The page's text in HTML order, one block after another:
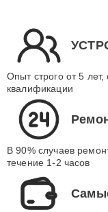
Опыт строго от 5
квалификации
В 90% случаев
течение 1-2 часов